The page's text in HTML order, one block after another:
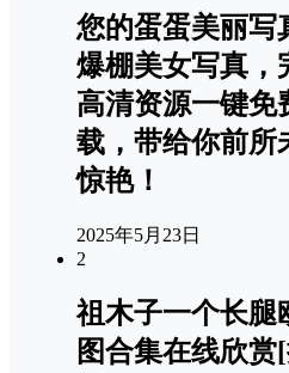
您的蛋蛋美丽写
爆棚美女写真，
高清资源一键免
载，带给你前所
惊艳！
2025年5月23日
2
祖木子一个长腿
图合集在线欣赏